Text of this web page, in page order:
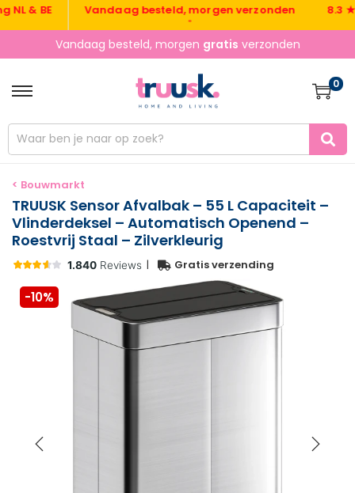
BE Vandaag besteld, morgen verzonden 8.3 ★ uit
Vandaag besteld, morgen gratis verzonden
0
< Bouwmarkt
TRUUSK Sensor Afvalbak – 55 L Capaciteit –
Vlinderdeksel – Automatisch Openend –
Roestvrij Staal – Zilverkleurig
| Gratis verzending
-10%